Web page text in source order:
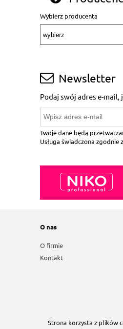
Strona korzysta z plików
Wybierz producenta
Newsletter
Podaj swój adres e-
Twoje dane będą
Usługa świadczona zgodnie z
O nas
O firmie
Kontakt